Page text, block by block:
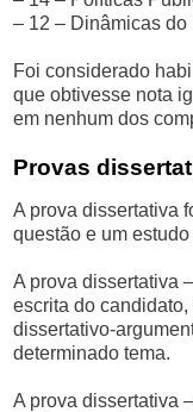
– 12 – Dinâmicas
Foi considerado
que obtivesse nota
em nenhum dos
Provas
A prova dissertativa
questão e um
A prova dissertativa
escrita do
dissertativo-
determinado tema.
A prova dissertativa